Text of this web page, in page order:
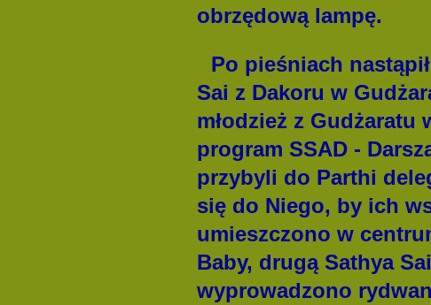
obrzędową lampę.
Po pieśniach
Sai z Dakoru w
młodzież z Gudżaratu
program SSAD -
przybyli do Parthi
się do Niego, by ich
umieszczono w
Baby, drugą Sathya
wyprowadzono